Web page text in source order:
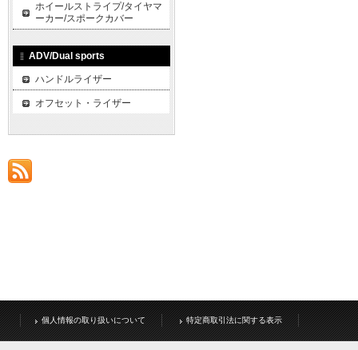
ホイールストライプ/タイヤマ
ーカー/スポークカバー
ADV/Dual sports
ハンドルライザー
オフセット・ライザー
個人情報の取り扱いについて 特定商取引法に関する表示